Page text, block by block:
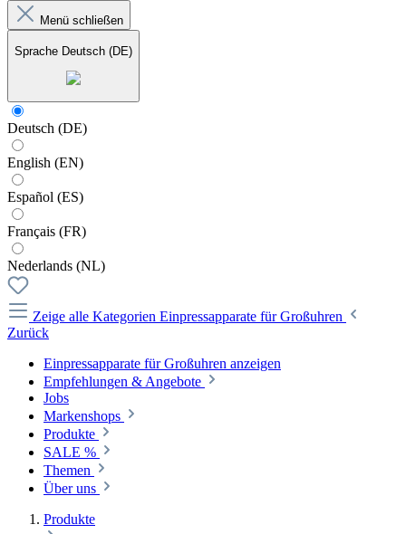
Menü schließen
Sprache Deutsch (DE)
Deutsch (DE)
English (EN)
Español (ES)
Français (FR)
Nederlands (NL)
Zeige alle Kategorien Einpressapparate für Großuhren
Zurück
Einpressapparate für Großuhren anzeigen
Empfehlungen & Angebote
Jobs
Markenshops
Produkte
SALE %
Themen
Über uns
Produkte